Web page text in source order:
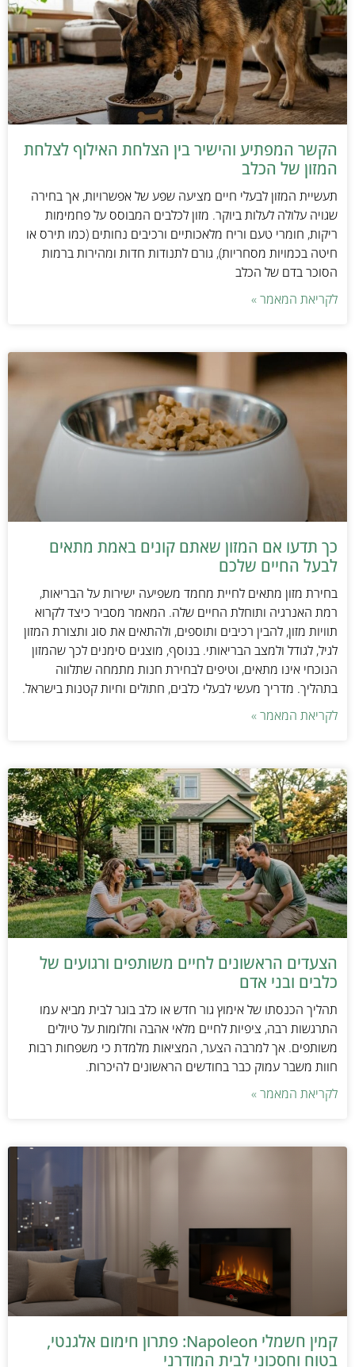
הקשר המפתיע והישיר בין הצלחת האילוף לצלחת
המזון של הכלב
תעשיית המזון לבעלי חיים מציעה שפע של אפשרויות, אך בחירה
שגויה עלולה לעלות ביוקר. מזון לכלבים המבוסס על פחמימות
ריקות, חומרי טעם וריח מלאכותיים ורכיבים נחותים (כמו תירס או
חיטה בכמויות מסחריות), גורם לתנודות חדות ומהירות ברמות
הסוכר בדם של הכלב
לקריאת המאמר »
כך תדעו אם המזון שאתם קונים באמת מתאים
לבעל החיים שלכם
בחירת מזון מתאים לחיית מחמד משפיעה ישירות על הבריאות,
רמת האנרגיה ותוחלת החיים שלה. המאמר מסביר כיצד לקרוא
תוויות מזון, להבין רכיבים ותוספים, ולהתאים את סוג ותצורת המזון
לגיל, לגודל ולמצב הבריאותי. בנוסף, מוצגים סימנים לכך שהמזון
הנוכחי אינו מתאים, וטיפים לבחירת חנות מתמחה שתלווה
בתהליך. מדריך מעשי לבעלי כלבים, חתולים וחיות קטנות בישראל.
לקריאת המאמר »
הצעדים הראשונים לחיים משותפים ורגועים של
כלבים ובני אדם
תהליך הכנסתו של אימוץ גור חדש או כלב בוגר לבית מביא עמו
התרגשות רבה, ציפיות לחיים מלאי אהבה וחלומות על טיולים
משותפים. אך למרבה הצער, המציאות מלמדת כי משפחות רבות
חוות משבר עמוק כבר בחודשים הראשונים להיכרות.
לקריאת המאמר »
קמין חשמלי Napoleon: פתרון חימום אלגנטי,
בטוח וחסכוני לבית המודרני